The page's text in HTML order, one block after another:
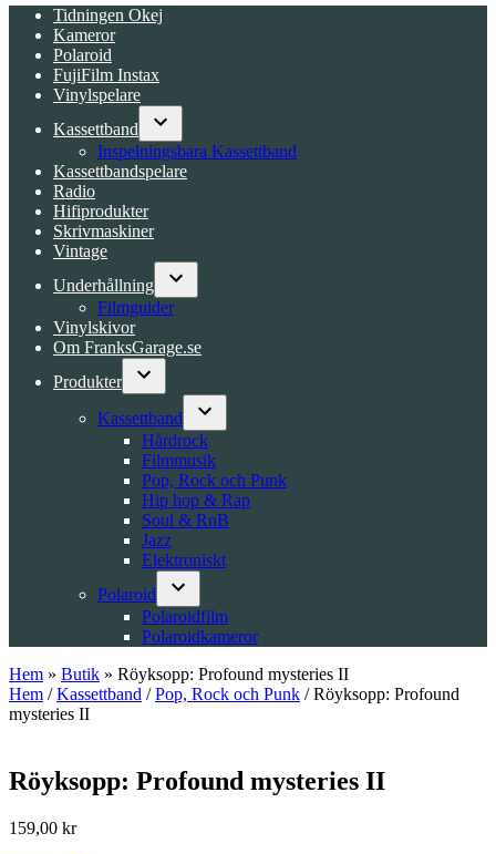
Tidningen Okej
Kameror
Polaroid
FujiFilm Instax
Vinylspelare
Kassettband
Open
dropdown
menu
Inspelningsbara Kassettband
Kassettbandspelare
Radio
Hifiprodukter
Skrivmaskiner
Vintage
Underhållning
Open
Filmguider
Vinylskivor
Om FranksGarage.se
Produkter
Open
dropdown
menu
Kassettband
Open
dropdown
menu
Hårdrock
Filmmusik
Pop, Rock och Punk
Hip hop & Rap
Soul & RnB
Jazz
Elektroniskt
Polaroid
Open
dropdown
menu
Polaroidfilm
Polaroidkameror
Hem » Butik » Röyksopp: Profound mysteries II
Hem /Kassettband /Pop, Rock och Punk / Röyksopp: Profound
mysteries II
Röyksopp: Profound mysteries II
159,00 kr